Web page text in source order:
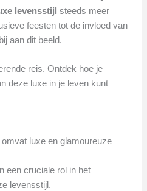
levensstijl steeds meer
feesten tot de invloed van
aan dit beeld.
reis. Ontdek hoe je
deze luxe in je leven kunt
omvat luxe en glamoureuze
een cruciale rol in het
levensstijl.